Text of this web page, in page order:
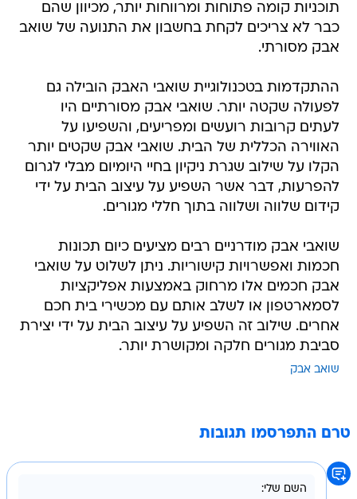
תוכניות קומה פתוחות ומרווחות יותר, מכיוון שהם
כבר לא צריכים לקחת בחשבון את התנועה של שואב
אבק מסורתי.
ההתקדמות בטכנולוגיית שואבי האבק הובילה גם
לפעולה שקטה יותר. שואבי אבק מסורתיים היו
לעתים קרובות רועשים ומפריעים, והשפיעו על
האווירה הכללית של הבית. שואבי אבק שקטים יותר
הקלו על שילוב שגרת ניקיון בחיי היומיום מבלי לגרום
להפרעות, דבר אשר השפיע על עיצוב הבית על ידי
קידום שלווה ושלווה בתוך חללי מגורים.
שואבי אבק מודרניים רבים מציעים כיום תכונות
חכמות ואפשרויות קישוריות. ניתן לשלוט על שואבי
אבק חכמים אלו מרחוק באמצעות אפליקציות
לסמארטפון או לשלב אותם עם מכשירי בית חכם
אחרים. שילוב זה השפיע על עיצוב הבית על ידי יצירת
סביבת מגורים חלקה ומקושרת יותר.
שואב אבק
טרם התפרסמו תגובות